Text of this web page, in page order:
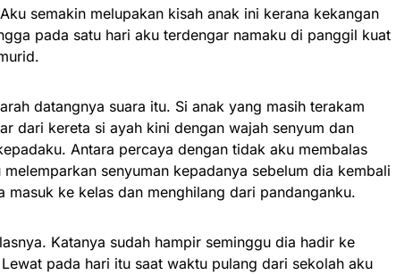
semakin melupakan kisah anak ini kerana kekangan
pada satu hari aku terdengar namaku di panggil kuat
datangnya suara itu. Si anak yang masih terakam
dari kereta si ayah kini dengan wajah senyum dan
Antara percaya dengan tidak aku membalas
senyuman kepadanya sebelum dia kembali
masuk ke kelas dan menghilang dari pandanganku.
Katanya sudah hampir seminggu dia hadir ke
pada hari itu saat waktu pulang dari sekolah aku